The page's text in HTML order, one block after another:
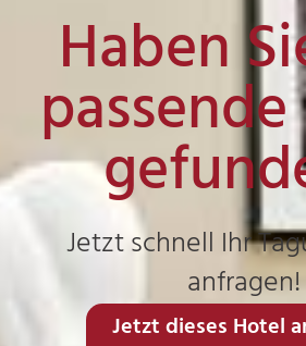
Haben
Jetzt schnell Ihr
anfragen!
Jetzt dieses Hotel